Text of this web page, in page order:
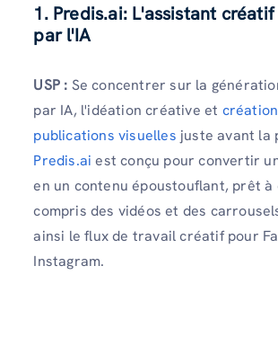
1. Predis.ai: L'assistant
par l'IA
USP : Se concentrer sur la
par IA, l'idéation créative et
publications visuelles juste avant la
Predis.aiest conçu pour convertir
en un contenu époustouflant, prêt à
compris des vidéos et des
ainsi le flux de travail créatif pour
Instagram.